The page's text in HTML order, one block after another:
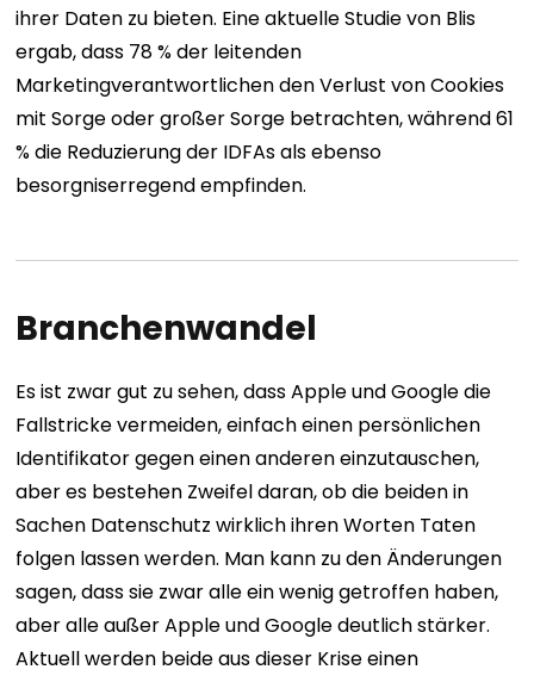
ihrer Daten zu bieten. Eine aktuelle Studie von Blis
ergab, dass 78 % der leitenden
Marketingverantwortlichen den Verlust von Cookies
mit Sorge oder großer Sorge betrachten, während 61
% die Reduzierung der IDFAs als ebenso
besorgniserregend empfinden.
Branchenwandel
Es ist zwar gut zu sehen, dass Apple und Google die
Fallstricke vermeiden, einfach einen persönlichen
Identifikator gegen einen anderen einzutauschen,
aber es bestehen Zweifel daran, ob die beiden in
Sachen Datenschutz wirklich ihren Worten Taten
folgen lassen werden. Man kann zu den Änderungen
sagen, dass sie zwar alle ein wenig getroffen haben,
aber alle außer Apple und Google deutlich stärker.
Aktuell werden beide aus dieser Krise einen